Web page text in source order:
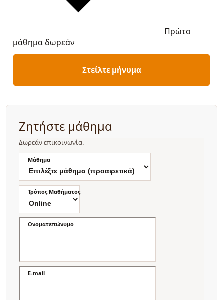
Πρώτο
μάθημα δωρεάν
Στείλτε μήνυμα
Ζητήστε μάθημα
Δωρεάν επικοινωνία.
Μάθημα
Τρόπος Μαθήματος
Ονοματεπώνυμο
E-mail